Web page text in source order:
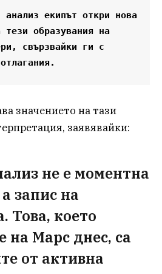
анализ екипът откри нова
тези образувания на
свързвайки ги с
значението на тази
заявявайки:
не е моментна
запис на
Това, което
на Марс днес, са
от активна